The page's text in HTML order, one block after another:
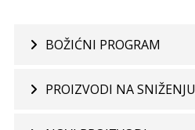
BOŽIĆNI PROGRAM
PROIZVODI NA SNIŽENJU